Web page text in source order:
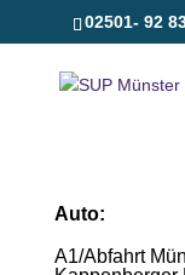
02501- 92
Auto:
A1/Abfahrt